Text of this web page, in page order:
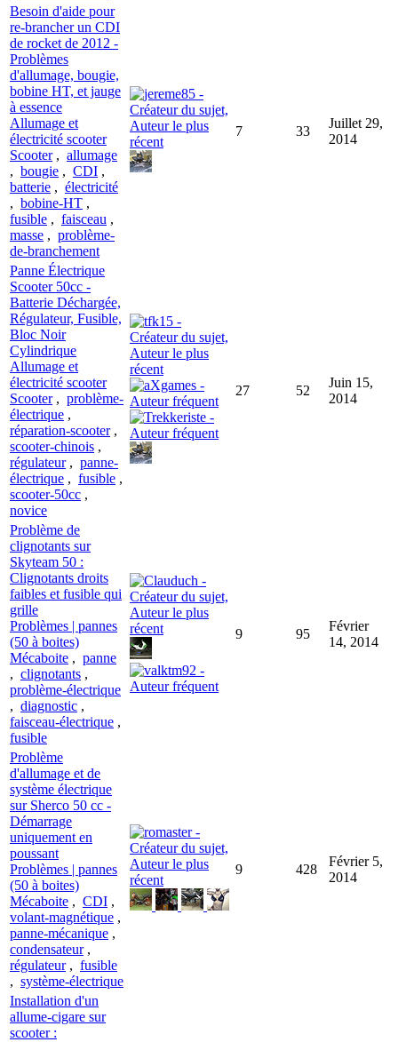
Besoin d'aide pour
re-brancher un CDI
de rocket de 2012 -
Problèmes
d'allumage, bougie,
bobine HT, et jauge
à essence
Allumage et
électricité scooter
Scooter, allumage
, bougie , CDI ,
batterie , électricité
, bobine-HT ,
fusible , faisceau ,
masse , problème-
de-branchement
7 33
Juillet 29,
2014
Panne Électrique
Scooter 50cc -
Batterie Déchargée,
Régulateur, Fusible,
Bloc Noir
Cylindrique
Allumage et
électricité scooter
Scooter, problème-
électrique ,
réparation-scooter,
scooter-chinois ,
régulateur, panne-
électrique , fusible ,
scooter-50cc ,
novice
27 52
Juin 15,
2014
Problème de
clignotants sur
Skyteam 50 :
Clignotants droits
faibles et fusible qui
grille
Problèmes | pannes
(50 à boites)
Mécaboite , panne
, clignotants ,
problème-électrique
, diagnostic ,
faisceau-électrique ,
fusible
9 95
Février
14, 2014
Problème
d'allumage et de
système électrique
sur Sherco 50 cc -
Démarrage
uniquement en
poussant
Problèmes | pannes
(50 à boites)
Mécaboite , CDI ,
volant-magnétique ,
panne-mécanique ,
condensateur,
régulateur, fusible
, système-électrique
9 428
Février 5,
2014
Installation d'un
allume-cigare sur
scooter :